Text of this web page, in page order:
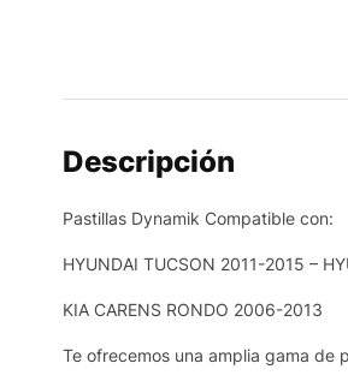
Descripción
Pastillas Dynamik Compatible con:
HYUNDAI TUCSON 2011-2015 –
KIA CARENS RONDO 2006-2013
Te ofrecemos una amplia gama de